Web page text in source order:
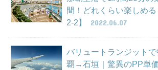
間！どれくらい楽しめ
2-2】
2022.06.07
バリュートランジット
覇→石垣｜驚異のPP単